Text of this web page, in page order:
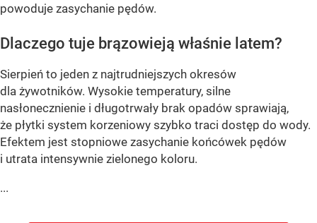
powoduje zasychanie pędów.
Dlaczego tuje brązowieją właśnie latem?
Sierpień to jeden z najtrudniejszych okresów
dla żywotników. Wysokie temperatury, silne
nasłonecznienie i długotrwały brak opadów sprawiają,
że płytki system korzeniowy szybko traci dostęp do wody.
Efektem jest stopniowe zasychanie końcówek pędów
i utrata intensywnie zielonego koloru.
...